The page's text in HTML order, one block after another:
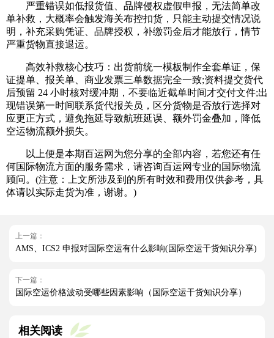
严重错误如低报货值、品牌侵权虚假申报，无法简单改
单补救，大概率会触发海关布控扣货，只能主动提交情况说
明，补充采购凭证、品牌授权，补缴罚金后才能放行，情节
严重货物直接退运。
高效补救核心技巧：出货前统一模板制作全套单证，保
证提单、报关单、商业发票三单数据完全一致;资料提交货代
后预留 24 小时核对缓冲期，不要临近截单时间才交付文件;出
现错误第一时间联系货代报关员，区分货物是否放行选择对
应更正方式，避免拖延导致航班延误、额外罚金叠加，降低
空运物流额外损失。
以上便是本期百运网为您分享的全部内容，若您还有任
何国际物流方面的服务需求，请咨询百运网专业的国际物流
顾问。(注意：上文所涉及到的所有时效和费用仅供参考，具
体请以实际走货为准，谢谢。)
上一篇：
AMS、ICS2 申报对国际空运有什么影响(国际空运干货知识分享)
下一篇：
国际空运价格波动受哪些因素影响（国际空运干货知识分享）
相关阅读